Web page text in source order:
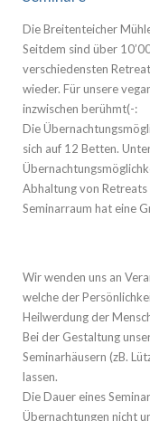
Die Breitenteicher
Seitdem sind über
verschiedensten
wieder. Für unsere
inzwischen berühmt(-:
Die
sich auf 12 Betten.
Abhaltung von
Seminarraum hat eine
Wir wenden uns an
welche der
Heilwerdung der
Bei der Gestaltung
Seminarhäusern (zB.
lassen.
Die Dauer eines
Übernachtungen nicht